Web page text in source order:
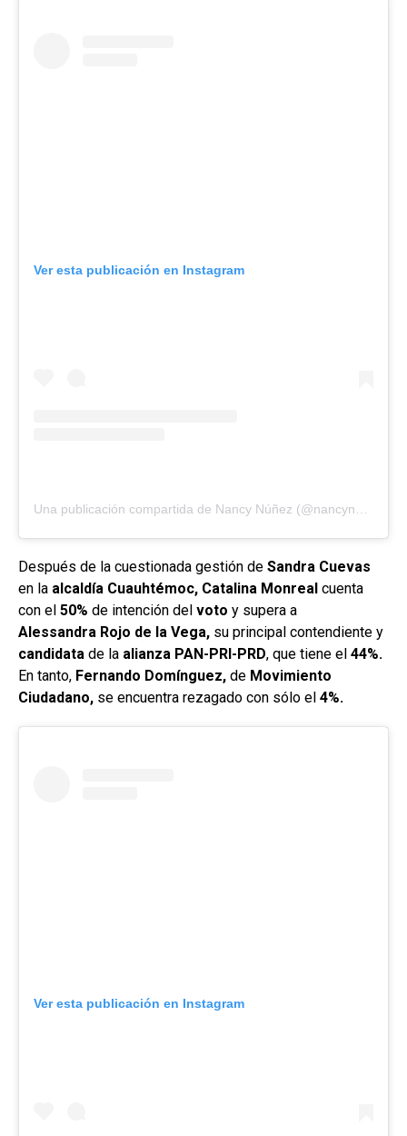
Ver esta publicación en Instagram
Después de la cuestionada gestión de Sandra Cuevas
en la alcaldía Cuauhtémoc, Catalina Monreal cuenta
con el 50% de intención del voto y supera a
Alessandra Rojo de la Vega, su principal contendiente y
candidata de la alianza PAN-PRI-PRD, que tiene el 44%.
En tanto, Fernando Domínguez, de Movimiento
Ciudadano, se encuentra rezagado con sólo el 4%.
Ver esta publicación en Instagram